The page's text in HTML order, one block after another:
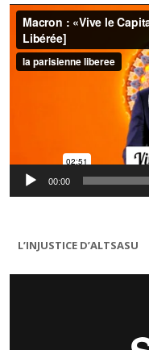
Lecteur
vidéo
00:00
L’INJUSTICE D’ALTSASU
Lecteur